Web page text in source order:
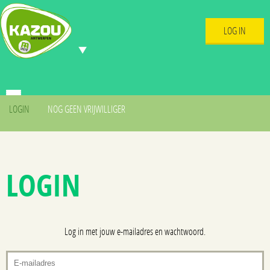
LOG IN
LOGIN NOG GEEN VRIJWILLIGER
LOGIN
Log in met jouw e-mailadres en wachtwoord.